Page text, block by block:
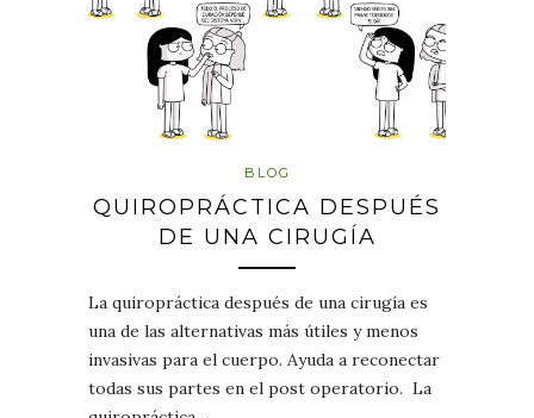
BLOG
QUIROPRÁCTICA DESPUÉS
DE UNA CIRUGÍA
La quiropráctica después de una cirugía es
una de las alternativas más útiles y menos
invasivas para el cuerpo. Ayuda a reconectar
todas sus partes en el post operatorio. La